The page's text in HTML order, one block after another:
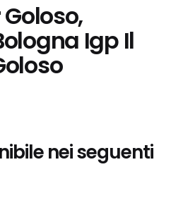
Igp Il
nei seguenti